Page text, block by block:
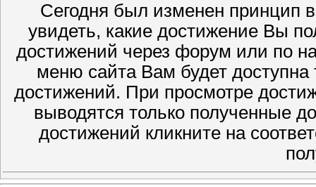
Сегодня был изменен принцип
увидеть, какие достижение Вы
достижений через форум или по
меню сайта Вам будет
достижений. При просмотре
выводятся только полученные
достижений кликните на